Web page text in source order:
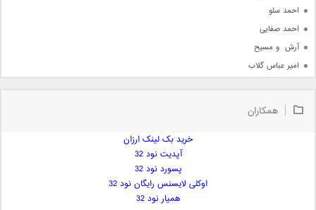
احمد سلو
احمد صفایی
آرش  و مسیح
امیر عباس گلاب
امیر علی
همکاران
خرید بک لینک ارزان
آپدیت نود 32
پسورد نود 32
اوکلی لایسنس رایگان نود 32
همیار نود 32